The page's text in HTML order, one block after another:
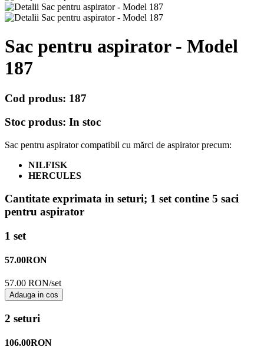
Sac pentru aspirator - Model
187
Cod produs: 187
Stoc produs: In stoc
Sac pentru aspirator compatibil cu mărci de aspirator precum:
NILFISK
HERCULES
Cantitate exprimata in seturi; 1 set contine 5 saci
pentru aspirator
1 set
57.00RON
57.00 RON/set
Adauga in cos
2 seturi
106.00RON